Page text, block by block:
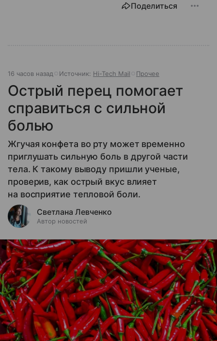
Поделиться
16 часов назад Источник: Hi-Tech Mail Прочее
Острый перец помогает
справиться с сильной
болью
Жгучая конфета во рту может временно
приглушать сильную боль в другой части
тела. К такому выводу пришли ученые,
проверив, как острый вкус влияет
на восприятие тепловой боли.
Светлана Левченко
Автор новостей